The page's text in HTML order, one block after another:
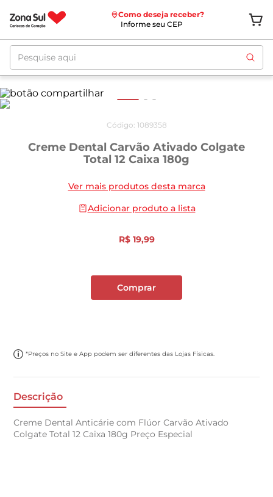
Como deseja receber?
Informe seu CEP
Pesquise aqui
Código: 1089358
Creme Dental Carvão Ativado Colgate
Total 12 Caixa 180g
Ver mais produtos desta marca
Adicionar produto a lista
R$ 19,99
Comprar
*Preços no Site e App podem ser diferentes das Lojas Físicas.
Descrição
Creme Dental Anticárie com Flúor Carvão Ativado
Colgate Total 12 Caixa 180g Preço Especial